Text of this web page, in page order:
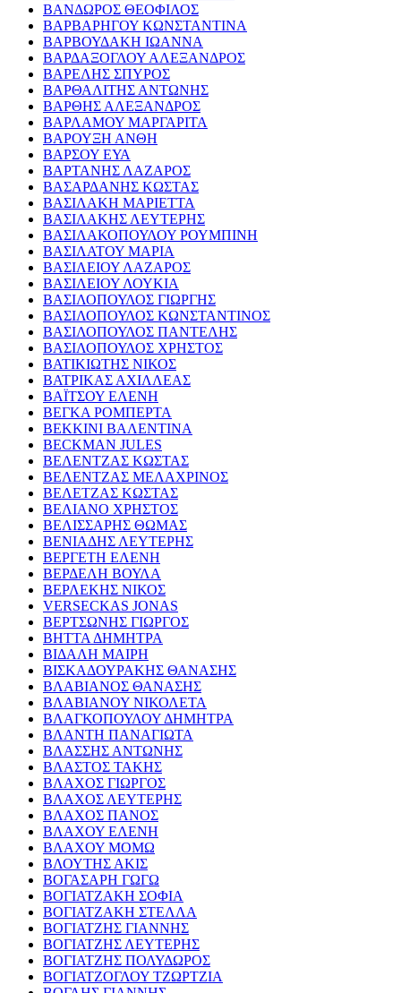
ΒΑΝΔΩΡΟΣ ΘΕΟΦΙΛΟΣ
ΒΑΡΒΑΡΗΓΟΥ ΚΩΝΣΤΑΝΤΙΝΑ
ΒΑΡΒΟΥΔΑΚΗ ΙΩΑΝΝΑ
ΒΑΡΔΑΞΟΓΛΟΥ ΑΛΕΞΑΝΔΡΟΣ
ΒΑΡΕΛΗΣ ΣΠΥΡΟΣ
ΒΑΡΘΑΛΙΤΗΣ ΑΝΤΩΝΗΣ
ΒΑΡΘΗΣ ΑΛΕΞΑΝΔΡΟΣ
ΒΑΡΛΑΜΟΥ ΜΑΡΓΑΡΙΤΑ
ΒΑΡΟΥΞΗ ΑΝΘΗ
ΒΑΡΣΟΥ ΕΥΑ
ΒΑΡΤΑΝΗΣ ΛΑΖΑΡΟΣ
ΒΑΣΑΡΔΑΝΗΣ ΚΩΣΤΑΣ
ΒΑΣΙΛΑΚΗ ΜΑΡΙΕΤΤΑ
ΒΑΣΙΛΑΚΗΣ ΛΕΥΤΕΡΗΣ
ΒΑΣΙΛΑΚΟΠΟΥΛΟΥ ΡΟΥΜΠΙΝΗ
ΒΑΣΙΛΑΤΟΥ ΜΑΡΙΑ
ΒΑΣΙΛΕΙΟΥ ΛΑΖΑΡΟΣ
ΒΑΣΙΛΕΙΟΥ ΛΟΥΚΙΑ
ΒΑΣΙΛΟΠΟΥΛΟΣ ΓΙΩΡΓΗΣ
ΒΑΣΙΛΟΠΟΥΛΟΣ ΚΩΝΣΤΑΝΤΙΝΟΣ
ΒΑΣΙΛΟΠΟΥΛΟΣ ΠΑΝΤΕΛΗΣ
ΒΑΣΙΛΟΠΟΥΛΟΣ ΧΡΗΣΤΟΣ
ΒΑΤΙΚΙΩΤΗΣ ΝΙΚΟΣ
ΒΑΤΡΙΚΑΣ ΑΧΙΛΛΕΑΣ
ΒΑΪΤΣΟΥ ΕΛΕΝΗ
ΒΕΓΚΑ ΡΟΜΠΕΡΤΑ
ΒΕΚΚΙΝΙ ΒΑΛΕΝΤΙΝΑ
BECKMAN JULES
ΒΕΛΕΝΤΖΑΣ ΚΩΣΤΑΣ
ΒΕΛΕΝΤΖΑΣ ΜΕΛΑΧΡΙΝΟΣ
ΒΕΛΕΤΖΑΣ ΚΩΣΤΑΣ
ΒΕΛΙΑΝΟ ΧΡΗΣΤΟΣ
ΒΕΛΙΣΣΑΡΗΣ ΘΩΜΑΣ
ΒΕΝΙΑΔΗΣ ΛΕΥΤΕΡΗΣ
ΒΕΡΓΕΤΗ ΕΛΕΝΗ
ΒΕΡΔΕΛΗ ΒΟΥΛΑ
ΒΕΡΛΕΚΗΣ ΝΙΚΟΣ
VERSECKAS JONAS
ΒΕΡΤΣΩΝΗΣ ΓΙΩΡΓΟΣ
ΒΗΤΤΑ ΔΗΜΗΤΡΑ
ΒΙΔΑΛΗ ΜΑΙΡΗ
ΒΙΣΚΑΔΟΥΡΑΚΗΣ ΘΑΝΑΣΗΣ
ΒΛΑΒΙΑΝΟΣ ΘΑΝΑΣΗΣ
ΒΛΑΒΙΑΝΟΥ ΝΙΚΟΛΕΤΑ
ΒΛΑΓΚΟΠΟΥΛΟΥ ΔΗΜΗΤΡΑ
ΒΛΑΝΤΗ ΠΑΝΑΓΙΩΤΑ
ΒΛΑΣΣΗΣ ΑΝΤΩΝΗΣ
ΒΛΑΣΤΟΣ ΤΑΚΗΣ
ΒΛΑΧΟΣ ΓΙΩΡΓΟΣ
ΒΛΑΧΟΣ ΛΕΥΤΕΡΗΣ
ΒΛΑΧΟΣ ΠΑΝΟΣ
ΒΛΑΧΟΥ ΕΛΕΝΗ
ΒΛΑΧΟΥ ΜΟΜΩ
ΒΛΟΥΤΗΣ ΑΚΙΣ
ΒΟΓΑΣΑΡΗ ΓΩΓΩ
ΒΟΓΙΑΤΖΑΚΗ ΣΟΦΙΑ
ΒΟΓΙΑΤΖΑΚΗ ΣΤΕΛΛΑ
ΒΟΓΙΑΤΖΗΣ ΓΙΑΝΝΗΣ
ΒΟΓΙΑΤΖΗΣ ΛΕΥΤΕΡΗΣ
ΒΟΓΙΑΤΖΗΣ ΠΟΛΥΔΩΡΟΣ
ΒΟΓΙΑΤΖΟΓΛΟΥ ΤΖΩΡΤΖΙΑ